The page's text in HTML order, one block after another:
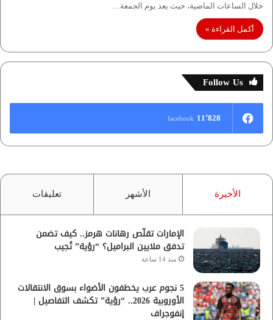
خلال الساعات الماضية، حيث يعد يوم الجمعة…
أكمل القراءة »
Follow Us
11٬828 facebook
الأخيرة الأشهر تعليقات
الإمارات تقلّص رهانات هرمز.. كيف تضمن
تدفق ملايين البراميل؟ “رؤية” تُجيب
منذ 14 ساعة
5 نجوم عرب يخطفون الأضواء بسوق الانتقالات
الأوروبية 2026.. “رؤية” تكشف التفاصيل |
إنفوجراف